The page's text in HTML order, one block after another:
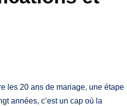
les 20 ans de mariage, une étape
années, c’est un cap où la